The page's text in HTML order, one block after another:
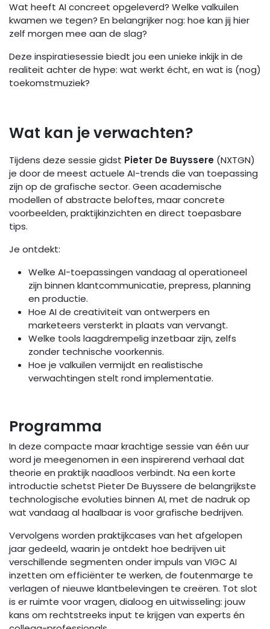
Wat heeft AI concreet opgeleverd? Welke valkuilen
kwamen we tegen? En belangrijker nog: hoe kan jij hier
zelf morgen mee aan de slag?
Deze inspiratiesessie biedt jou een unieke inkijk in de
realiteit achter de hype: wat werkt écht, en wat is (nog)
toekomstmuziek?
Wat kan je verwachten?
Tijdens deze sessie gidst Pieter De Buyssere (NXTGN)
je door de meest actuele AI-trends die van toepassing
zijn op de grafische sector. Geen academische
modellen of abstracte beloftes, maar concrete
voorbeelden, praktijkinzichten en direct toepasbare
tips.
Je ontdekt:
Welke AI-toepassingen vandaag al operationeel
zijn binnen klantcommunicatie, prepress, planning
en productie.
Hoe AI de creativiteit van ontwerpers en
marketeers versterkt in plaats van vervangt.
Welke tools laagdrempelig inzetbaar zijn, zelfs
zonder technische voorkennis.
Hoe je valkuilen vermijdt en realistische
verwachtingen stelt rond implementatie.
Programma
In deze compacte maar krachtige sessie van één uur
word je meegenomen in een inspirerend verhaal dat
theorie en praktijk naadloos verbindt. Na een korte
introductie schetst Pieter De Buyssere de belangrijkste
technologische evoluties binnen AI, met de nadruk op
wat vandaag al haalbaar is voor grafische bedrijven.
Vervolgens worden praktijkcases van het afgelopen
jaar gedeeld, waarin je ontdekt hoe bedrijven uit
verschillende segmenten onder impuls van VIGC AI
inzetten om efficiënter te werken, de foutenmarge te
verlagen of nieuwe klantbelevingen te creëren. Tot slot
is er ruimte voor vragen, dialoog en uitwisseling: jouw
kans om rechtstreeks input te krijgen van experts én